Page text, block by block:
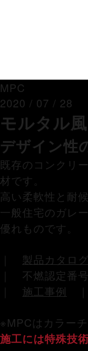
MPC
2020 / 07 / 28
モルタル
デザイン性
既存のコンクリ
材です。
高い柔軟性と耐
一般住宅のガレ
優れものです。
製品カタログ
｜ 不燃認定番
施工事例
※MPCはカラー
施工には特殊技